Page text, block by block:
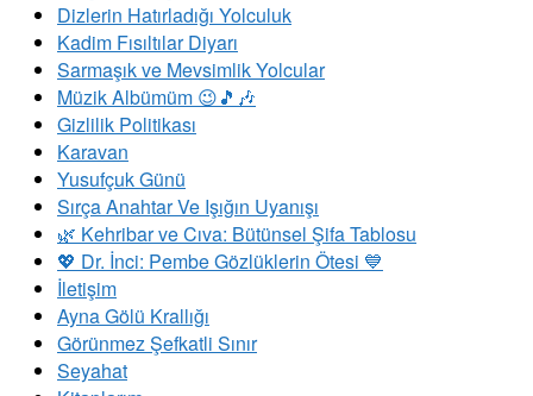
Dizlerin Hatırladığı Yolculuk
Kadim Fısıltılar Diyarı
Sarmaşık ve Mevsimlik Yolcular
Müzik Albümüm 😉🎵🎶
Gizlilik Politikası
Karavan
Yusufçuk Günü
Sırça Anahtar Ve Işığın Uyanışı
​🌿 Kehribar ve Cıva: Bütünsel Şifa Tablosu
💖 Dr. İnci: Pembe Gözlüklerin Ötesi 💙
İletişim
Ayna Gölü Krallığı
Görünmez Şefkatli Sınır
Seyahat